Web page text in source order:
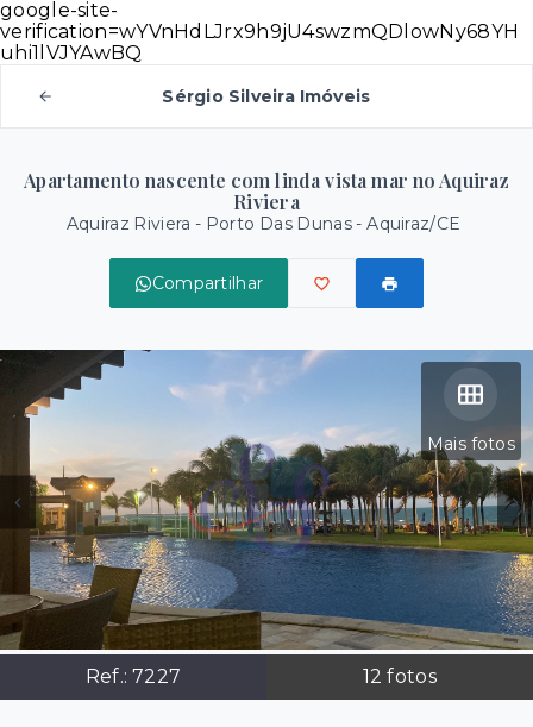
google-site-
verification=wYVnHdLJrx9h9jU4swzmQDlowNy68YH
uhi1lVJYAwBQ
Sérgio Silveira Imóveis
Apartamento nascente com linda vista mar no Aquiraz
Riviera
Aquiraz Riviera - Porto Das Dunas - Aquiraz/CE
Compartilhar
Mais fotos
Ref.: 7227 12 fotos